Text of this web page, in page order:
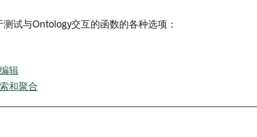
试与Ontology交互的函数的各种选项：
辑
和聚合